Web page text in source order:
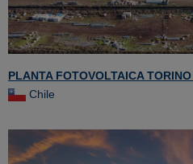
PLANTA FOTOVOLTAICA
Chile